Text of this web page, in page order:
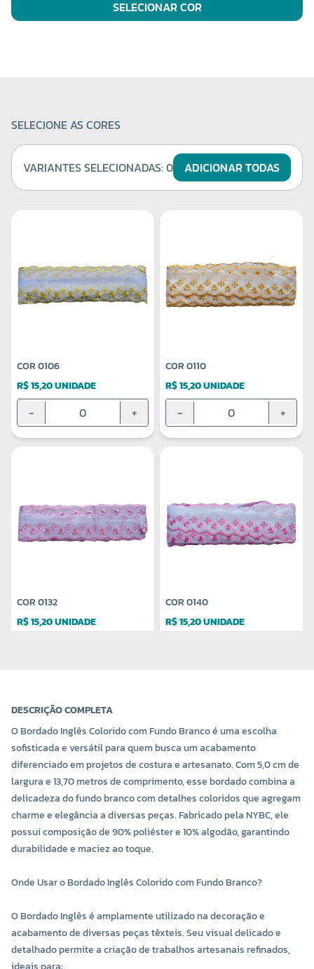
SELECIONAR COR
SELECIONE AS CORES
VARIANTES SELECIONADAS:0 ADICIONAR TODAS
COR 0106
R$ 15,20 UNIDADE
- +
COR 0110
R$ 15,20 UNIDADE
- +
COR 0132
R$ 15,20 UNIDADE
COR 0140
R$ 15,20 UNIDADE
COR 0145
- +
COR 0147
-
DESCRIÇÃO COMPLETA
O Bordado Inglês Colorido com Fundo Branco é uma escolha
sofisticada e versátil para quem busca um acabamento
diferenciado em projetos de costura e artesanato. Com 5,0 cm de
largura e 13,70 metros de comprimento, esse bordado combina a
delicadeza do fundo branco com detalhes coloridos que agregam
charme e elegância a diversas peças. Fabricado pela NYBC, ele
possui composição de 90% poliéster e 10% algodão, garantindo
durabilidade e maciez ao toque.
Onde Usar o Bordado Inglês Colorido com Fundo Branco?
O Bordado Inglês é amplamente utilizado na decoração e
acabamento de diversas peças têxteis. Seu visual delicado e
detalhado permite a criação de trabalhos artesanais refinados,